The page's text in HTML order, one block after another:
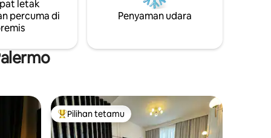
menyembunyikan bilik wap persendirian
dan sudut kesejahteraan, menawarkan
letak
percuma di
Penyaman udara
Pilihan utama tetamu
Pilihan tetamu